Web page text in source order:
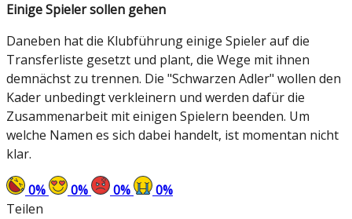
Einige Spieler sollen gehen
Daneben hat die Klubführung einige Spieler auf die
Transferliste gesetzt und plant, die Wege mit ihnen
demnächst zu trennen. Die "Schwarzen Adler" wollen den
Kader unbedingt verkleinern und werden dafür die
Zusammenarbeit mit einigen Spielern beenden. Um
welche Namen es sich dabei handelt, ist momentan nicht
klar.
0% 0% 0% 0%
Teilen